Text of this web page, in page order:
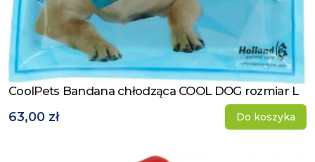
Zobacz produkt
CoolPets Bandana chłodząca COOL DOG rozmiar L
63,00 zł Do koszyka